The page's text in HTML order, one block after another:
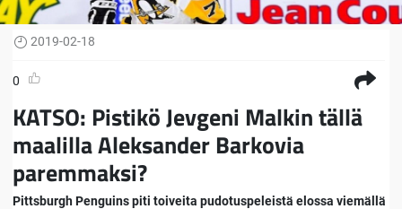
2019-02-18
0
KATSO: Pistikö Jevgeni Malkin tällä
maalilla Aleksander Barkovia
paremmaksi?
Pittsburgh Penguins piti toiveita pudotuspeleistä elossa viemällä